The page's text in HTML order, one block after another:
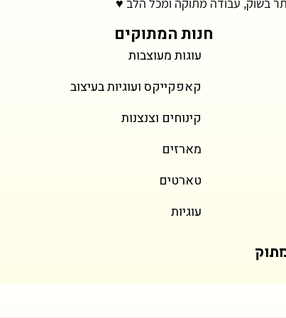
Snail & Bugs Cakeמחיר‏750.00 ‏₪Wedding Cookiesמחיר‏315.00 ‏₪
בשוק, עבודה מתוקה ומכל הלב ♥
חנות המתוקים
עוגות מעוצבות
קאפקייקס ועוגיות בעיצוב
קינוחים וצנצנות
מארזים
טארטים
עוגיות